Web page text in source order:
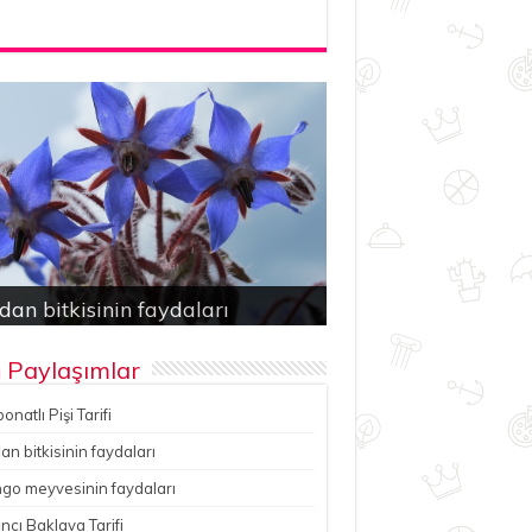
Pişi Tarifi
bitkisinin faydaları
Baklava Tarifi
Pilavı Tarifi
kereviz yemeği
Paylaşımlar
Pişi Tarifi
bitkisinin faydaları
meyvesinin faydaları
Baklava Tarifi